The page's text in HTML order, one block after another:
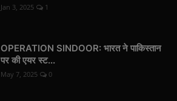
Jan 3, 2025 1
OPERATION SINDOOR: भारत ने पाकिस्तान
पर की एयर स्ट...
May 7, 2025 0